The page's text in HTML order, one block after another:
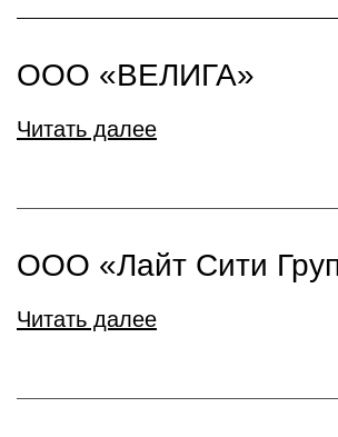
ООО «ВЕЛИГА»
Читать далее
ООО «Лайт Сити
Читать далее